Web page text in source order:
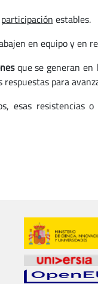
participación estables.
en equipo y en
que se generan en
para
esas resistencias